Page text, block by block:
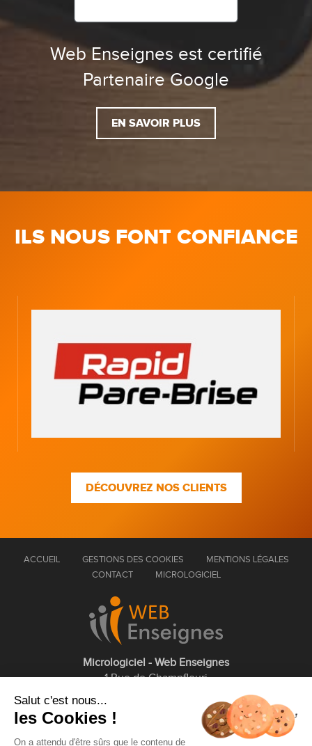
Web Enseignes est certifié
Partenaire Google
EN SAVOIR PLUS
ILS NOUS FONT CONFIANCE
DÉCOUVREZ NOS CLIENTS
ACCUEIL GESTIONS DES COOKIES
MENTIONS LÉGALES
CONTACT
MICROLOGICIEL
Micrologiciel - Web Enseignes
1 Rue de Champfleuri
01 75 43 63 60
Salut c'est nous...
les Cookies !
On a attendu d'être sûrs que le contenu de